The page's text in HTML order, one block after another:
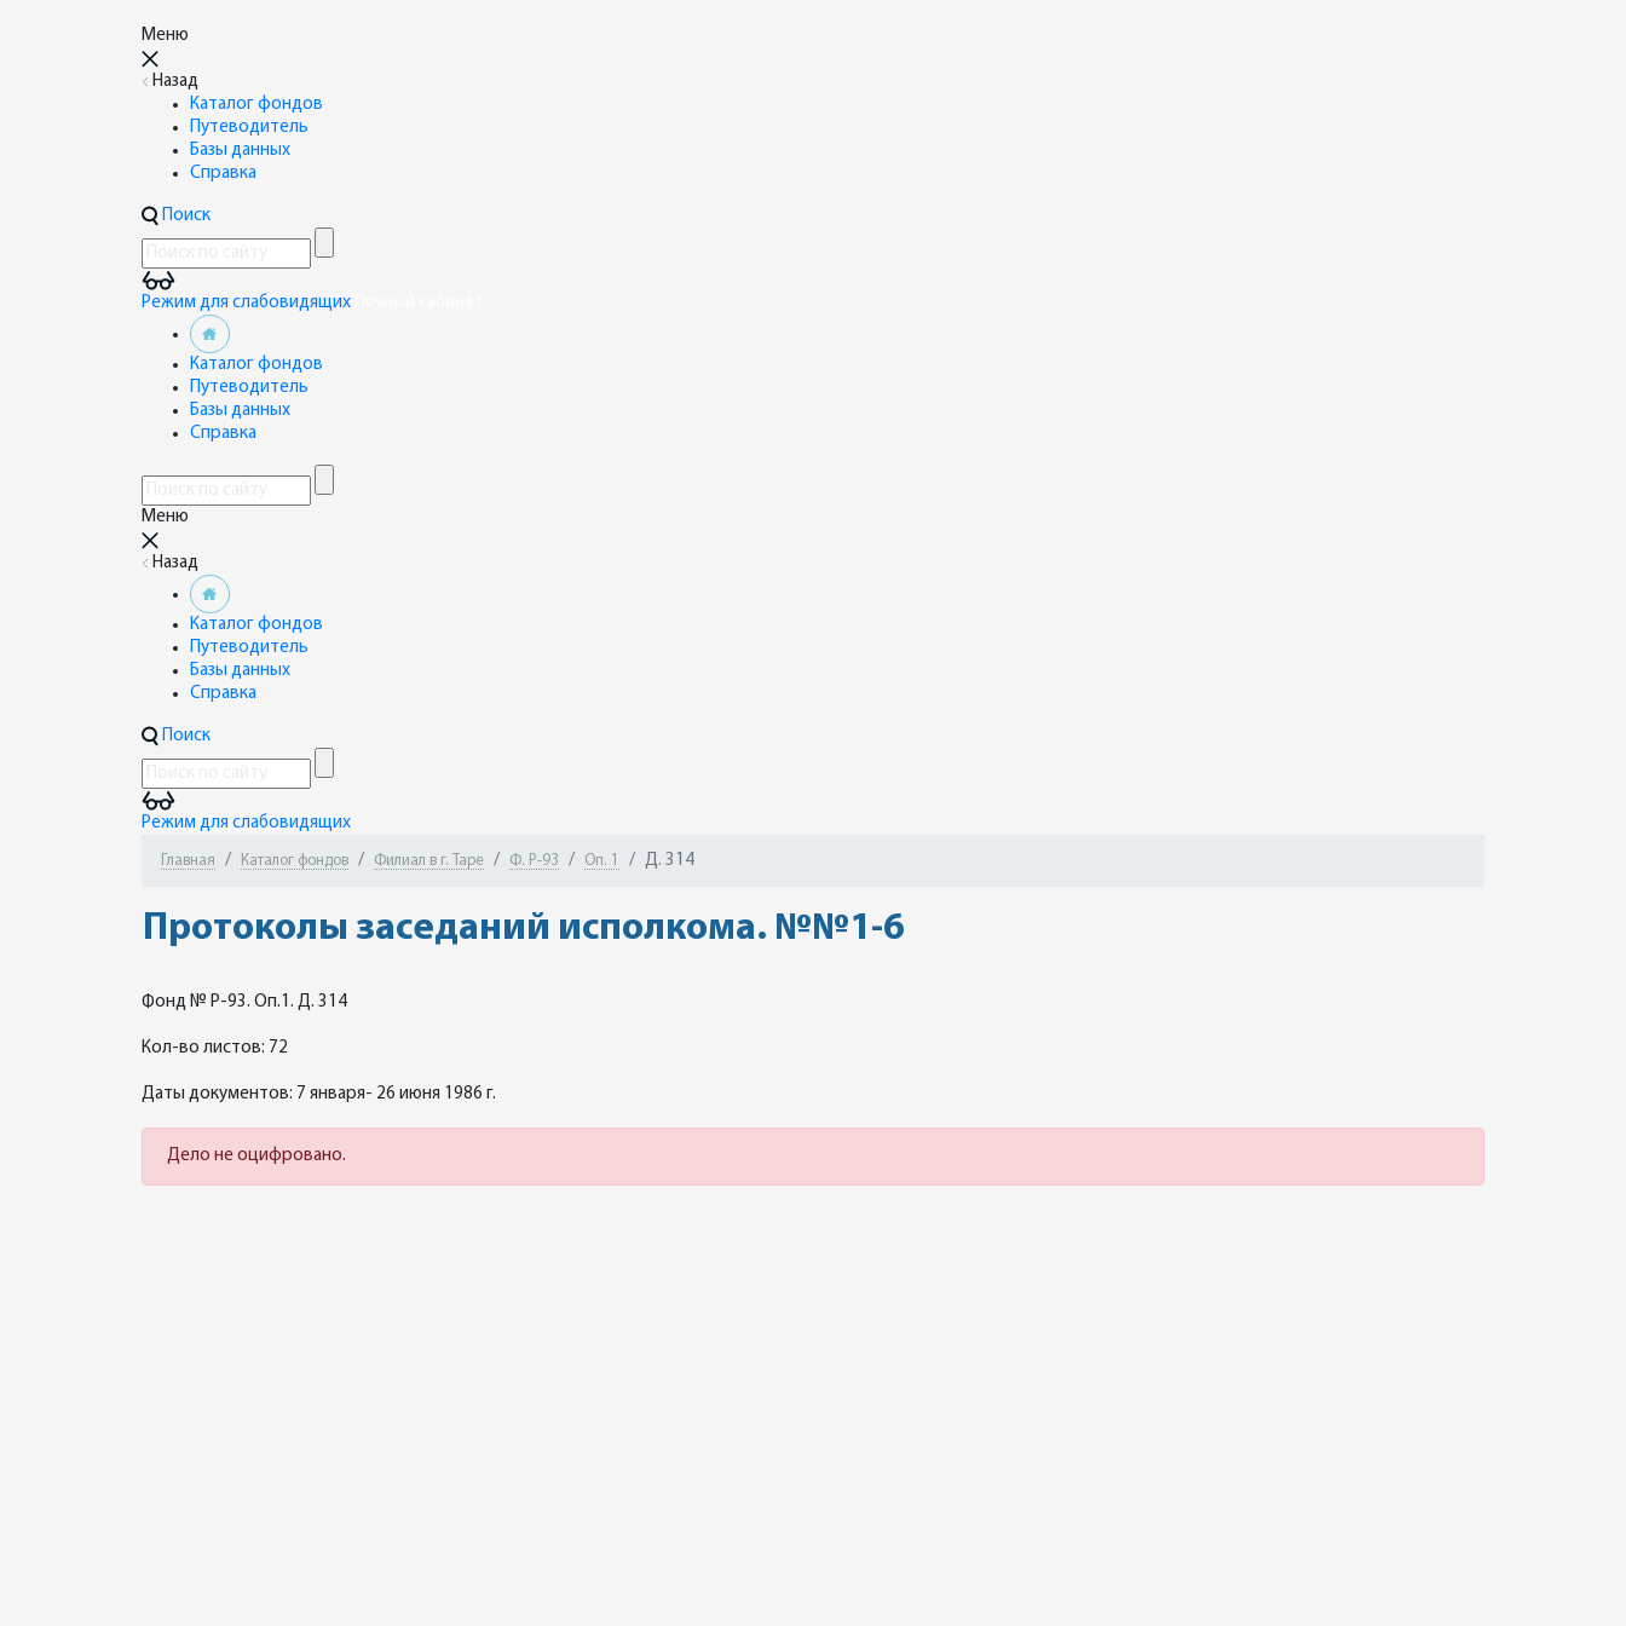
Меню
Назад
Каталог фондов
Путеводитель
Базы данных
Справка
Поиск
Режим для слабовидящих
Каталог фондов
Путеводитель
Базы данных
Справка
Меню
Назад
Каталог фондов
Путеводитель
Базы данных
Справка
Поиск
Режим для слабовидящих
Главная Каталог фондов Филиал в г. Таре Ф. Р-93 Оп. 1 Д. 314
Протоколы заседаний исполкома. №№1-6
Фонд № Р-93. Оп.1. Д. 314
Кол-во листов: 72
Даты документов: 7 января- 26 июня 1986 г.
Дело не оцифровано.